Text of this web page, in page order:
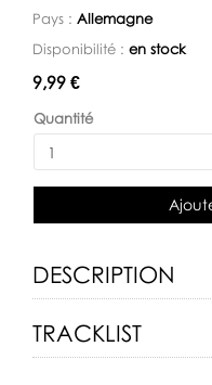
Pays : Allemagne
Disponibilité : en stock
Disponibilité:
9,99 €
Quantité
DESCRIPTION
TRACKLIST